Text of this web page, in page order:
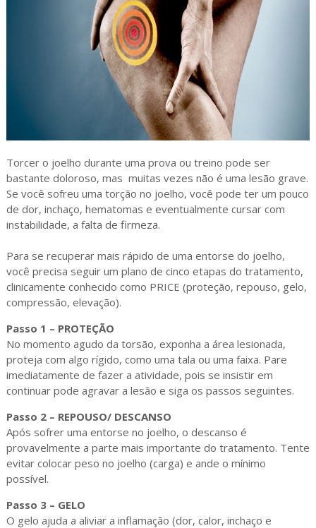
Torcer o joelho durante uma prova ou treino pode ser
bastante doloroso, mas muitas vezes não é uma lesão grave.
Se você sofreu uma torção no joelho, você pode ter um pouco
de dor, inchaço, hematomas e eventualmente cursar com
instabilidade, a falta de firmeza.
Para se recuperar mais rápido de uma entorse do joelho,
você precisa seguir um plano de cinco etapas do tratamento,
clinicamente conhecido como PRICE (proteção, repouso, gelo,
compressão, elevação).
Passo 1 – PROTEÇÃO
No momento agudo da torsão, exponha a área lesionada,
proteja com algo rígido, como uma tala ou uma faixa. Pare
imediatamente de fazer a atividade, pois se insistir em
continuar pode agravar a lesão e siga os passos seguintes.
Passo 2 – REPOUSO/ DESCANSO
Após sofrer uma entorse no joelho, o descanso é
provavelmente a parte mais importante do tratamento. Tente
evitar colocar peso no joelho (carga) e ande o mínimo
possível.
Passo 3 – GELO
O gelo ajuda a aliviar a inflamação (dor, calor, inchaço e